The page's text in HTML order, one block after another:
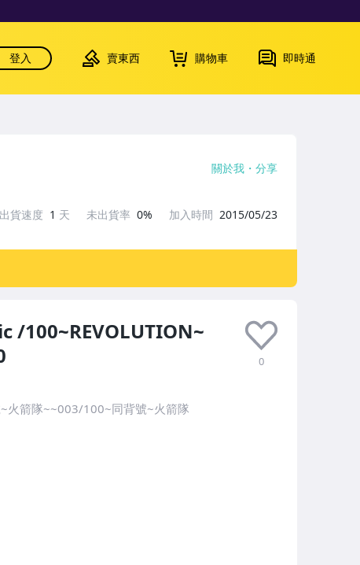
登入 賣東西 購物車 即時通
/100~REVOLUTION~
0
箭隊~~003/100~同背號~火箭隊
關於我 分享
出貨速度 1 天 未出貨率 0% 加入時間 2015/05/23